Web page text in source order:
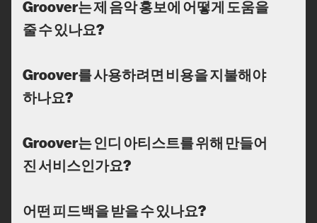
Groover는 제 음악 홍보에 어떻게 도움을
줄 수 있나요?
Groover를 사용하려면 비용을 지불해야
하나요?
Groover는 인디 아티스트를 위해 만들어
진 서비스인가요?
어떤 피드백을 받을 수 있나요?